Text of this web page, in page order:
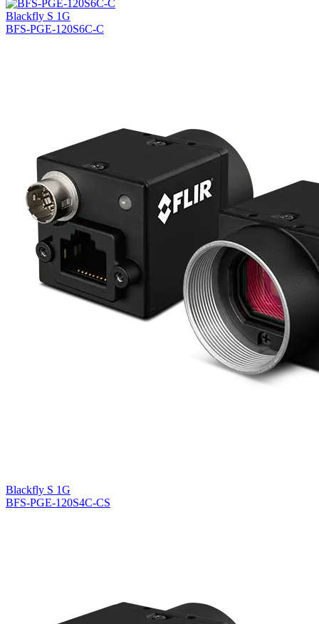
Blackfly S 1G
BFS-PGE-120S6C-C
Blackfly S 1G
BFS-PGE-120S4C-CS